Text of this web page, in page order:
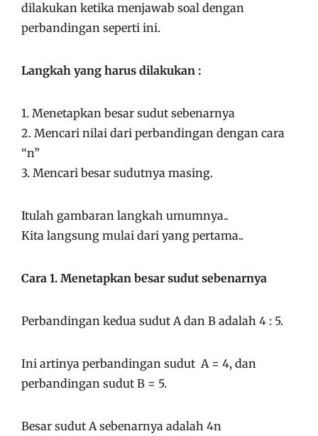
dilakukan ketika menjawab soal dengan
perbandingan seperti ini.
Langkah yang harus dilakukan :
1. Menetapkan besar sudut sebenarnya
2. Mencari nilai dari perbandingan dengan cara
“n”
3. Mencari besar sudutnya masing.
Itulah gambaran langkah umumnya..
Kita langsung mulai dari yang pertama..
Cara 1. Menetapkan besar sudut sebenarnya
Perbandingan kedua sudut A dan B adalah 4 : 5.
Ini artinya perbandingan sudut A = 4, dan
perbandingan sudut B = 5.
Besar sudut A sebenarnya adalah 4n